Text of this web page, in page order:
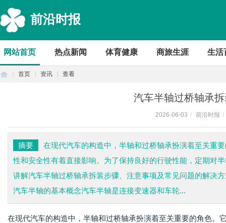
前沿时报
网站首页 热点新闻 体育健康 商旅生涯 生活
首页 资讯 查看
汽车半轴过桥轴承
2026-06-03 / 前沿时报 /
摘要
在现代汽车的构造中，半轴和过桥轴承扮演着至关重
性和安全性有着直接影响。为了保持良好的行驶性能，定期对
讲解汽车半轴过桥轴承拆装步骤、注意事项及常见问题的解决
汽车半轴的基本概念汽车半轴是连接变速器和车轮...
在现代汽车的构造中，半轴和过桥轴承扮演着至关重要的角色。